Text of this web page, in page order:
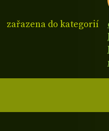
zařazena do kategorií